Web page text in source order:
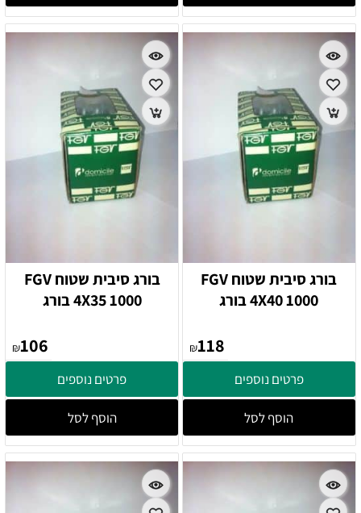
בורג סיבית שטוח FGV
4X40 1000 בורג
₪118
פרטים נוספים
הוסף לסל
בורג סיבית שטוח FGV
4X35 1000 בורג
₪106
פרטים נוספים
הוסף לסל